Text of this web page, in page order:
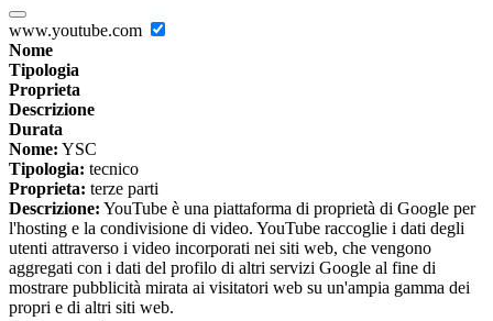
www.youtube.com
Nome
Tipologia
Proprieta
Descrizione
Durata
Nome: YSC
Tipologia: tecnico
Proprieta: terze parti
Descrizione: YouTube è una piattaforma di proprietà di Google per
l'hosting e la condivisione di video. YouTube raccoglie i dati degli
utenti attraverso i video incorporati nei siti web, che vengono
aggregati con i dati del profilo di altri servizi Google al fine di
mostrare pubblicità mirata ai visitatori web su un'ampia gamma dei
propri e di altri siti web.